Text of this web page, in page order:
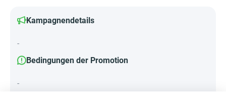
Kampagnendetails
-
Bedingungen der Promotion
-